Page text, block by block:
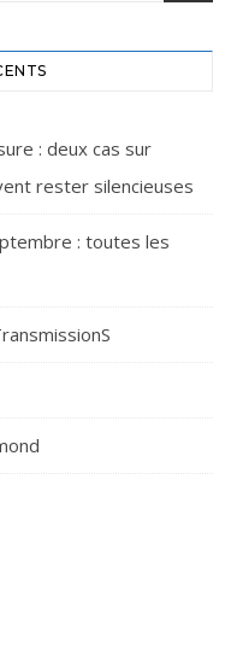
: deux cas sur
rester silencieuses
: toutes les